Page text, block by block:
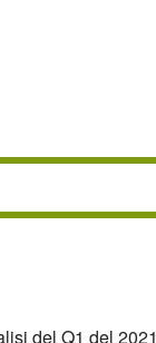
del Q1 del 2021